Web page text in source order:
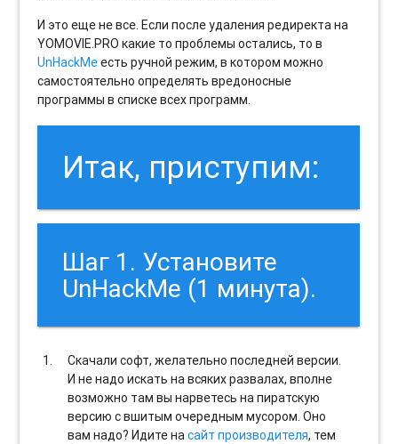
И это еще не все. Если после удаления редиректа на
YOMOVIE.PRO какие то проблемы остались, то в
UnHackMeесть ручной режим, в котором можно
самостоятельно определять вредоносные
программы в списке всех программ.
Итак, приступим:
Шаг 1. Установите
UnHackMe (1 минута).
Скачали софт, желательно последней версии.
И не надо искать на всяких развалах, вполне
возможно там вы нарветесь на пиратскую
версию с вшитым очередным мусором. Оно
вам надо? Идите насайт производителя, тем